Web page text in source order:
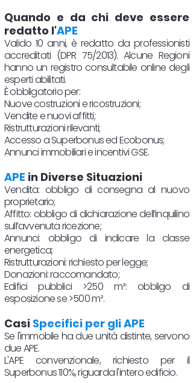
Quando e da chi deve essere
redatto l'APE
Valido 10 anni, è redatto da professionisti
accreditati (DPR 75/2013). Alcune Regioni
hanno un registro consultabile online degli
esperti abilitati.
È obbligatorio per:
Nuove costruzioni e ricostruzioni;
Vendite e nuovi affitti;
Ristrutturazioni rilevanti;
Accesso a Superbonus ed Ecobonus;
Annunci immobiliari e incentivi GSE.
APE in Diverse Situazioni
Vendita: obbligo di consegna al nuovo
proprietario;
Affitto: obbligo di dichiarazione dell’inquilino
sull’avvenuta ricezione;
Annunci: obbligo di indicare la classe
energetica;
Ristrutturazioni: richiesto per legge;
Donazioni: raccomandato;
Edifici pubblici >250 m²: obbligo di
esposizione se >500 m².
Casi Specifici per gli APE
Se l'immobile ha due unità distinte, servono
due APE.
L'APE convenzionale, richiesto per il
Superbonus 110%, riguarda l'intero edificio.